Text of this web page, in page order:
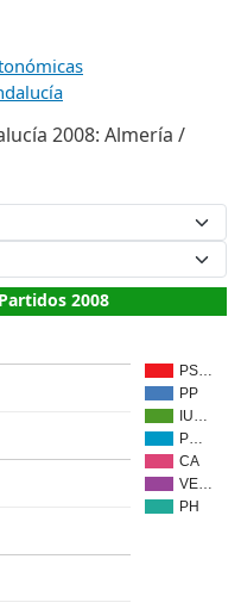
2008: Almería /
2008
PS…
PP
IU…
P…
CA
VE…
PH